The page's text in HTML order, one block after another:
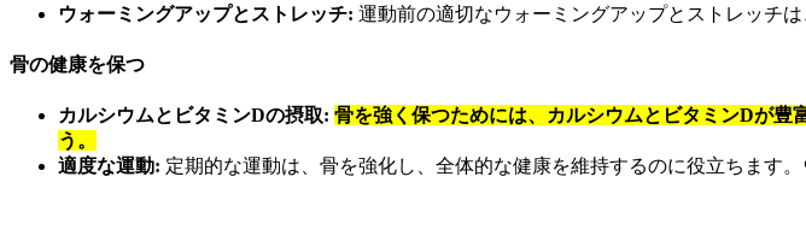
ウォーミングアップとストレッチ: 運動前の適切なウォーミングアップとストレッチ
骨の健康を保つ
カルシウムとビタミンDの摂取: 骨を強く保つためには、カルシウムとビタミンDが豊
う。
適度な運動: 定期的な運動は、骨を強化し、全体的な健康を維持するのに役立ちます